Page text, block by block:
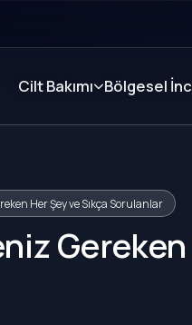
Cilt Bakımı Bölgesel
Her Şey ve Sıkça Sorulanlar
Gereken